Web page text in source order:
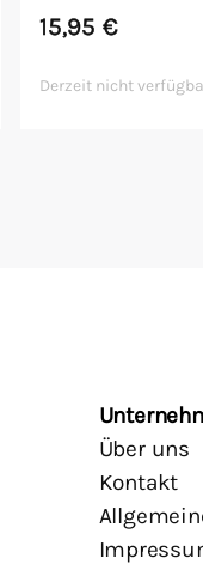
15,95 €
Derzeit nicht
Über uns
Kontakt